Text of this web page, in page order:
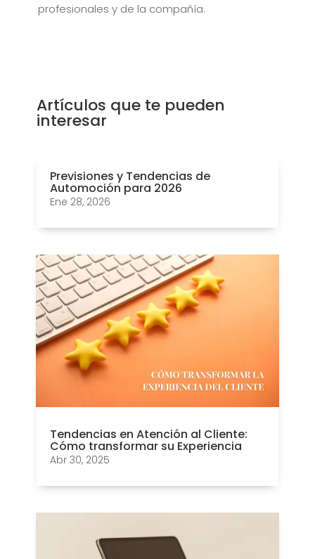
profesionales y de la compañía.
Artículos que te pueden
interesar
Previsiones y Tendencias de
Automoción para 2026
Ene 28, 2026
Tendencias en Atención al Cliente:
Cómo transformar su Experiencia
Abr 30, 2025